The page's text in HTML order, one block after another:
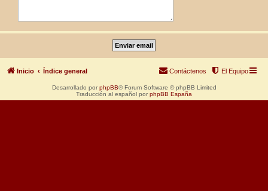
Inicio Índice general El Equipo
Contáctenos
Desarrollado por phpBB® Forum Software © phpBB Limited
Traducción al español por phpBB España